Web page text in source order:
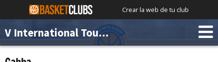
Crear la web de tu club
V International Tournament Chus Mateo Academy